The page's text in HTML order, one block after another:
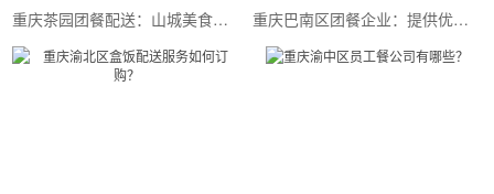
重庆茶园团餐配送：山城美食与田园风光的完美邂逅 重庆巴南区团餐企业：提供优质团餐服务的专业公司